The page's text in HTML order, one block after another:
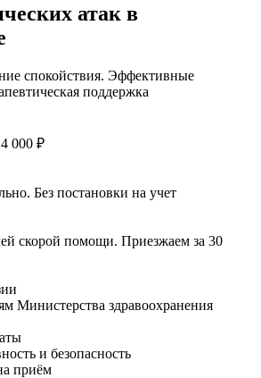
атак в
спокойствия. Эффективные
поддержка
000 ₽
Без постановки на учет
скорой помощи. Приезжаем за 30
Министерства здравоохранения
и безопасность
приём